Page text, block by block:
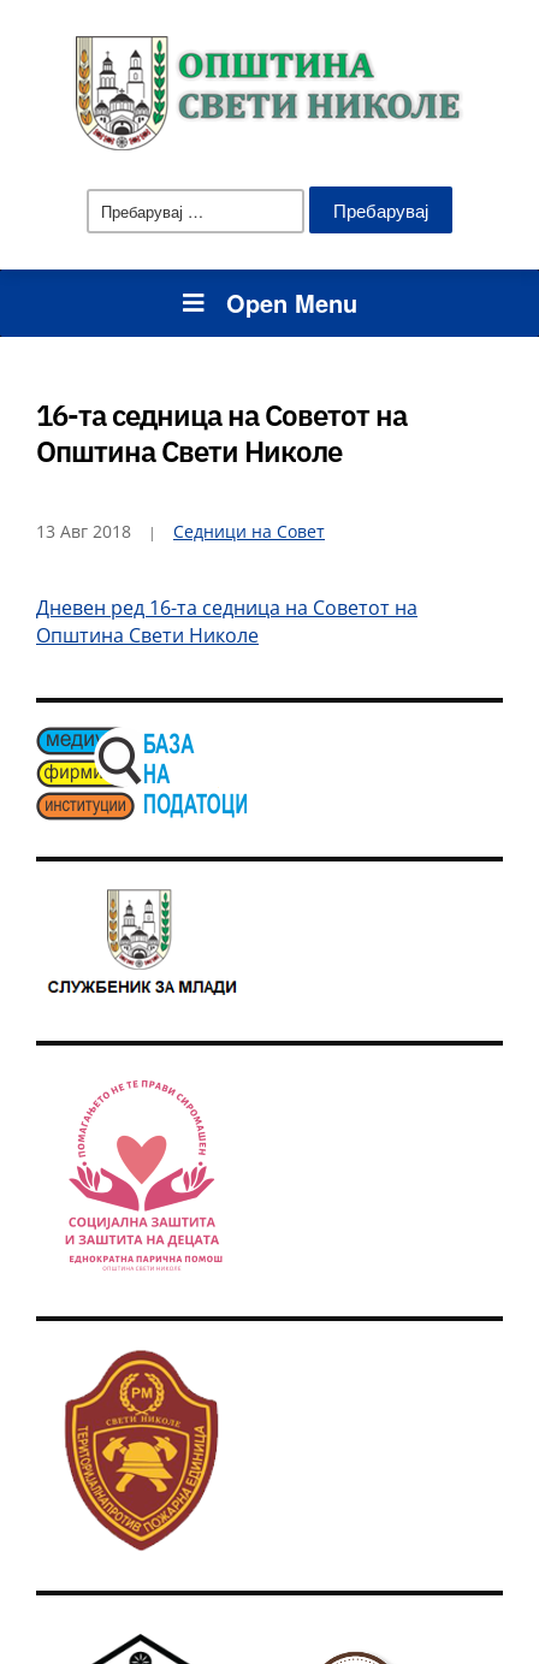
Пребарувај
за:
Open Menu
16-та седница на Советот на
Општина Свети Николе
13 Авг 2018 Седници на Совет
Дневен ред 16-та седница на Советот на
Општина Свети Николе